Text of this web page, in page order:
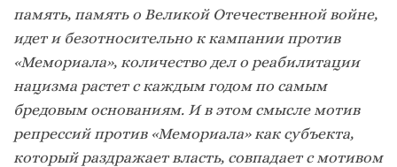
память, память о Великой Отечественной войне,
идет и безотносительно к кампании против
«Мемориала», количество дел о реабилитации
нацизма растет с каждым годом по самым
бредовым основаниям. И в этом смысле мотив
репрессий против «Мемориала» как субъекта,
который раздражает власть, совпадает с мотивом